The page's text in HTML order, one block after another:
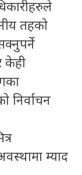
तहको
केही
निर्वाचन
म्याद